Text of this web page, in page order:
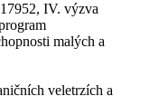
IV. výzva
malých a
veletrzích a